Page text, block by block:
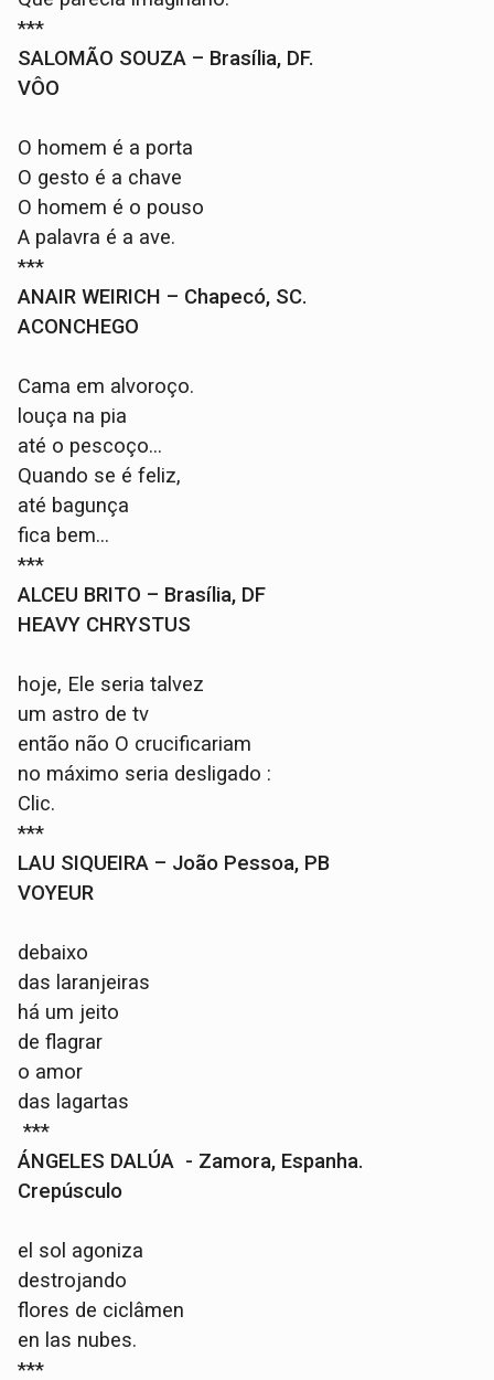
***
SALOMÃO SOUZA – Brasília, DF.
VÔO
O homem é a porta
O gesto é a chave
O homem é o pouso
A palavra é a ave.
***
ANAIR WEIRICH – Chapecó, SC.
ACONCHEGO
Cama em alvoroço.
louça na pia
até o pescoço...
Quando se é feliz,
até bagunça
fica bem...
***
ALCEU BRITO – Brasília, DF
HEAVY CHRYSTUS
hoje, Ele seria talvez
um astro de tv
então não O crucificariam
no máximo seria desligado :
Clic.
***
LAU SIQUEIRA – João Pessoa, PB
VOYEUR
debaixo
das laranjeiras
há um jeito
de flagrar
o amor
das lagartas
***
ÁNGELES DALÚA - Zamora, Espanha.
Crepúsculo
el sol agoniza
destrojando
flores de ciclâmen
en las nubes.
***